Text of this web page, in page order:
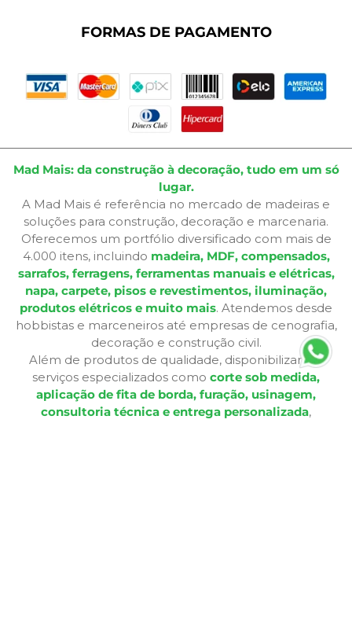
Plano de CorteFORMAS DE PAGAMENTO
Mad Mais: da construção à decoração, tudo em um só
lugar.
A Mad Mais é referência no mercado de madeiras e
soluções para construção, decoração e marcenaria.
Oferecemos um portfólio diversificado com mais de
4.000 itens, incluindo madeira, MDF, compensados,
sarrafos, ferragens, ferramentas manuais e elétricas,
napa, carpete, pisos e revestimentos, iluminação,
produtos elétricos e muito mais. Atendemos desde
hobbistas e marceneiros até empresas de cenografia,
decoração e construção civil.
Além de produtos de qualidade, disponibilizamos
serviços especializados como corte sob medida,
aplicação de fita de borda, furação, usinagem,
consultoria técnica e entrega personalizada,